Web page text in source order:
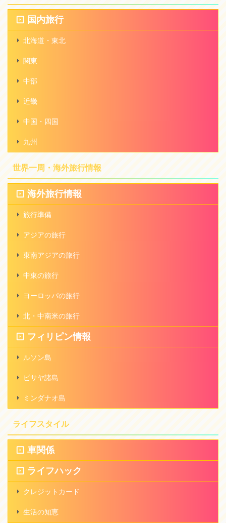
国内旅行
北海道・東北
関東
中部
近畿
中国・四国
九州
世界一周・海外旅行情報
海外旅行情報
旅行準備
アジアの旅行
東南アジアの旅行
中東の旅行
ヨーロッパの旅行
北・中南米の旅行
フィリピン情報
ルソン島
ビサヤ諸島
ミンダナオ島
ライフスタイル
車関係
ライフハック
クレジットカード
生活の知恵